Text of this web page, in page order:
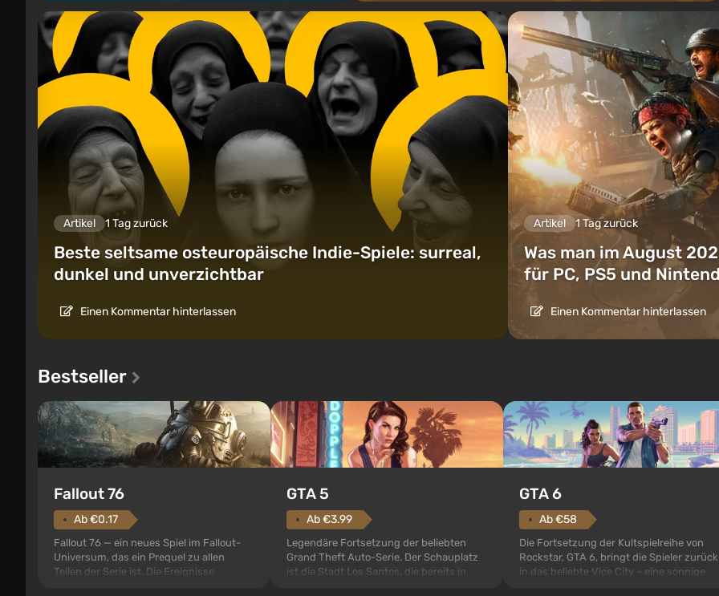
Artikel 1 Tag zurück
Beste seltsame osteuropäische Indie-Spiele: surreal,
dunkel und unverzichtbar
Einen Kommentar hinterlassen
Artikel 1 Tag zurück
Was man im August
für PC, PS5 und
Einen Kommentar hinterlassen
Bestseller
Fallout 76
Ab €0.17
Fallout 76 — ein neues Spiel im Fallout-
Universum, das ein Prequel zu allen
Teilen der Serie ist. Die Ereignisse
GTA 5
Ab €3.99
Legendäre Fortsetzung der beliebten
Grand Theft Auto-Serie. Der Schauplatz
ist die Stadt Los Santos, die bereits in
GTA 6
Ab €58
Die Fortsetzung der Kultspielreihe von
Rockstar, GTA 6, bringt die Spieler zurück
in das beliebte Vice City – eine sonnige